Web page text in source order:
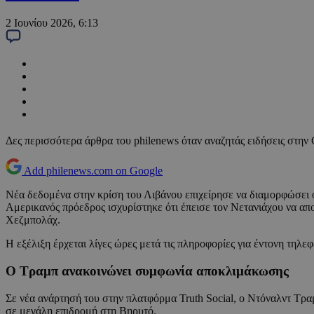
2 Ιουνίου 2026, 6:13
Δες περισσότερα άρθρα του philenews όταν αναζητάς ειδήσεις στην
Add philenews.com on Google
Νέα δεδομένα στην κρίση του Λιβάνου επιχείρησε να
Αμερικανός πρόεδρος ισχυρίστηκε ότι έπεισε τον Νετανιάχου να
Χεζμπολάχ.
Η εξέλιξη έρχεται λίγες ώρες μετά τις πληροφορίες για έντονη
Ο Τραμπ ανακοινώνει συμφωνία αποκλιμάκωσης
Σε νέα ανάρτησή του στην πλατφόρμα Truth Social, ο Ντόναλντ
σε μεγάλη επιδρομή στη Βηρυτό.